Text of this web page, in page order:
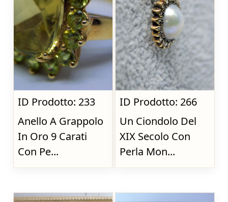
ID Prodotto: 233
Anello A Grappolo
In Oro 9 Carati
Con Pe...
ID Prodotto: 266
Un Ciondolo Del
XIX Secolo Con
Perla Mon...